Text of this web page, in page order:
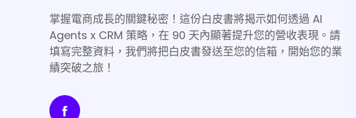
掌握電商成長的關鍵秘密！這份白皮書將揭示如何透過 AI
Agents x CRM 策略，在 90 天內顯著提升您的營收表現。請
填寫完整資料，我們將把白皮書發送至您的信箱，開始您的業
績突破之旅！